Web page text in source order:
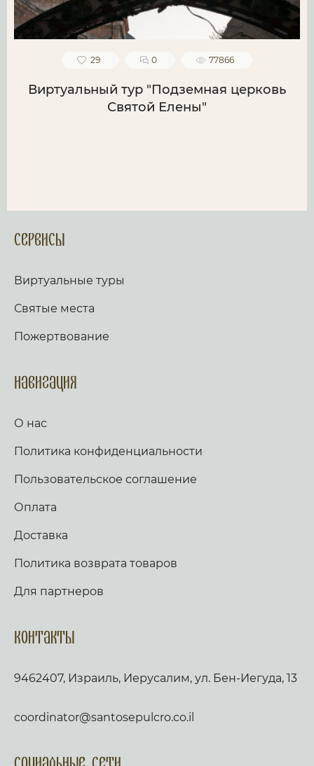
29 0 77866
Виртуальный тур "Подземная церковь
Святой Елены"
Сервисы
Виртуальные туры
Святые места
Пожертвование
Навигация
О нас
Политика конфиденциальности
Пользовательское соглашение
Оплата
Доставка
Политика возврата товаров
Для партнеров
Контакты
9462407, Израиль, Иерусалим, ул. Бен-Иегуда, 13
coordinator@santosepulcro.co.il